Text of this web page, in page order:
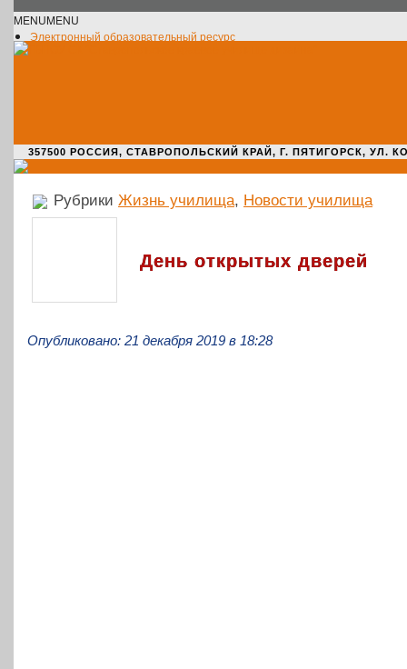
MENUMENU
Электронный образовательный ресурс
357500 РОССИЯ, СТАВРОПОЛЬСКИЙ КРАЙ, Г. ПЯТИГОРСК, УЛ.
Рубрики Жизнь училища, Новости училища
День открытых дверей
Опубликовано: 21 декабря 2019 в 18:28